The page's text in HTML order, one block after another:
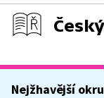
Nejžhavější